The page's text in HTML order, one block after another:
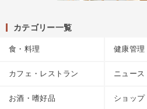
カテゴリー一覧
食・料理 健康管理
カフェ・レストラン ニュース
お酒・嗜好品 ショップ